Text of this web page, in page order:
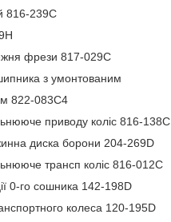
816-239C
фрези 817-029C
з умонтованим
822-083C4
приводу коліс 816-138C
диска борони 204-269D
трансп коліс 816-012C
0-го сошника 142-198D
колеса 120-195D